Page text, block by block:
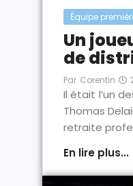
Équipe
Un
de
Par Corentin
Il était l’un
Thomas
retraite
En lire plus...